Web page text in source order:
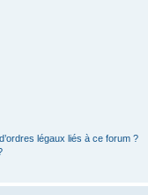
légaux liés à ce forum ?